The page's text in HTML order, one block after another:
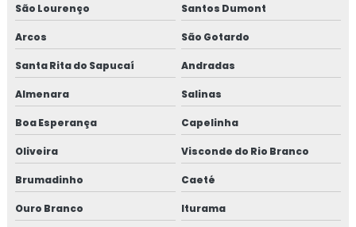
Fornecedor de bomba para concreto
Fornecedor de bomba de concreto projetado
Fornecedor de bomba de concreto projetado em sp
Fornecedor de bomba para concreto em sp
Fornecedor de fibra para concreto
Fornecedor de fibra para concreto em sp
São Lourenço Santos Dumont
Arcos São Gotardo
Santa Rita do Sapucaí Andradas
Almenara Salinas
Boa Esperança Capelinha
Oliveira Visconde do Rio Branco
Brumadinho Caeté
Ouro Branco Iturama